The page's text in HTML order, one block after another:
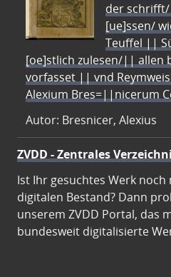
der
[ue]ssen/
Teuffel ||
[oe]stlich zulesen/|| allen
vorfasset || vnd
Alexium Bres=||nicerum
Autor: Bresnicer, Alexius
ZVDD - Zentrales
Ist Ihr gesuchtes Werk
digitalen Bestand? Dann
unserem ZVDD Portal, das
bundesweit digitalisierte